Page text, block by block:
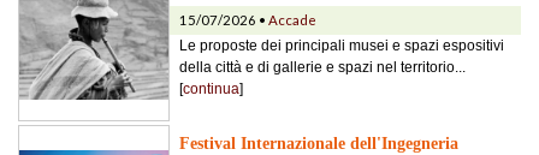
15/07/2026 • Accade
Le proposte dei principali musei e spazi espositivi
della città e di gallerie e spazi nel territorio...
[continua]
Festival Internazionale dell'Ingegneria